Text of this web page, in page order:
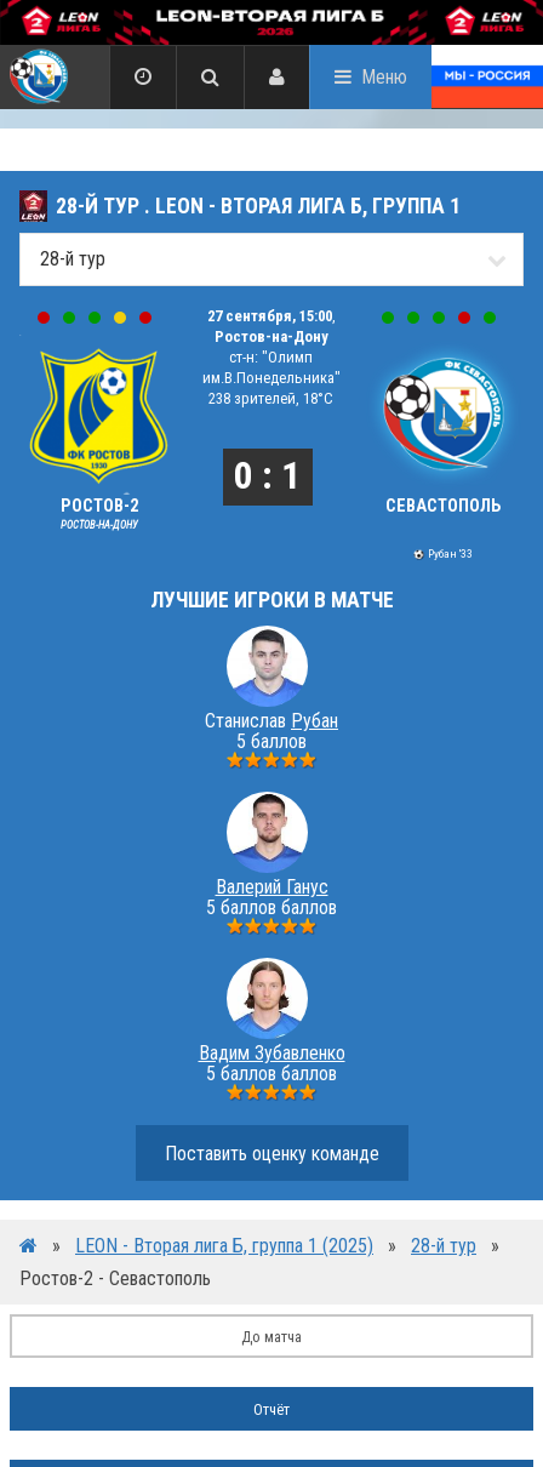
Меню
28-Й ТУР . LEON - ВТОРАЯ ЛИГА Б, ГРУППА 1
РОСТОВ-2
РОСТОВ-НА-ДОНУ
27 сентября, 15:00,
Ростов-на-Дону
ст-н: "Олимп
им.В.Понедельника"
238 зрителей, 18°C
0 : 1
СЕВАСТОПОЛЬ
Рубан '33
ЛУЧШИЕ ИГРОКИ В МАТЧЕ
Станислав Рубан
5 баллов
Валерий Ганус
5 баллов баллов
Вадим Зубавленко
5 баллов баллов
Поставить оценку команде
» LEON - Вторая лига Б, группа 1 (2025) » 28-й тур
»
Ростов-2 - Севастополь
До матча
Отчёт